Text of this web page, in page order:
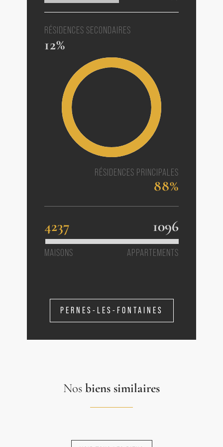
RÉSIDENCES SECONDAIRES
12%
RÉSIDENCES PRINCIPALES
88%
4237 1096
MAISONS APPARTEMENTS
PERNES-LES-FONTAINES
Nos biens similaires